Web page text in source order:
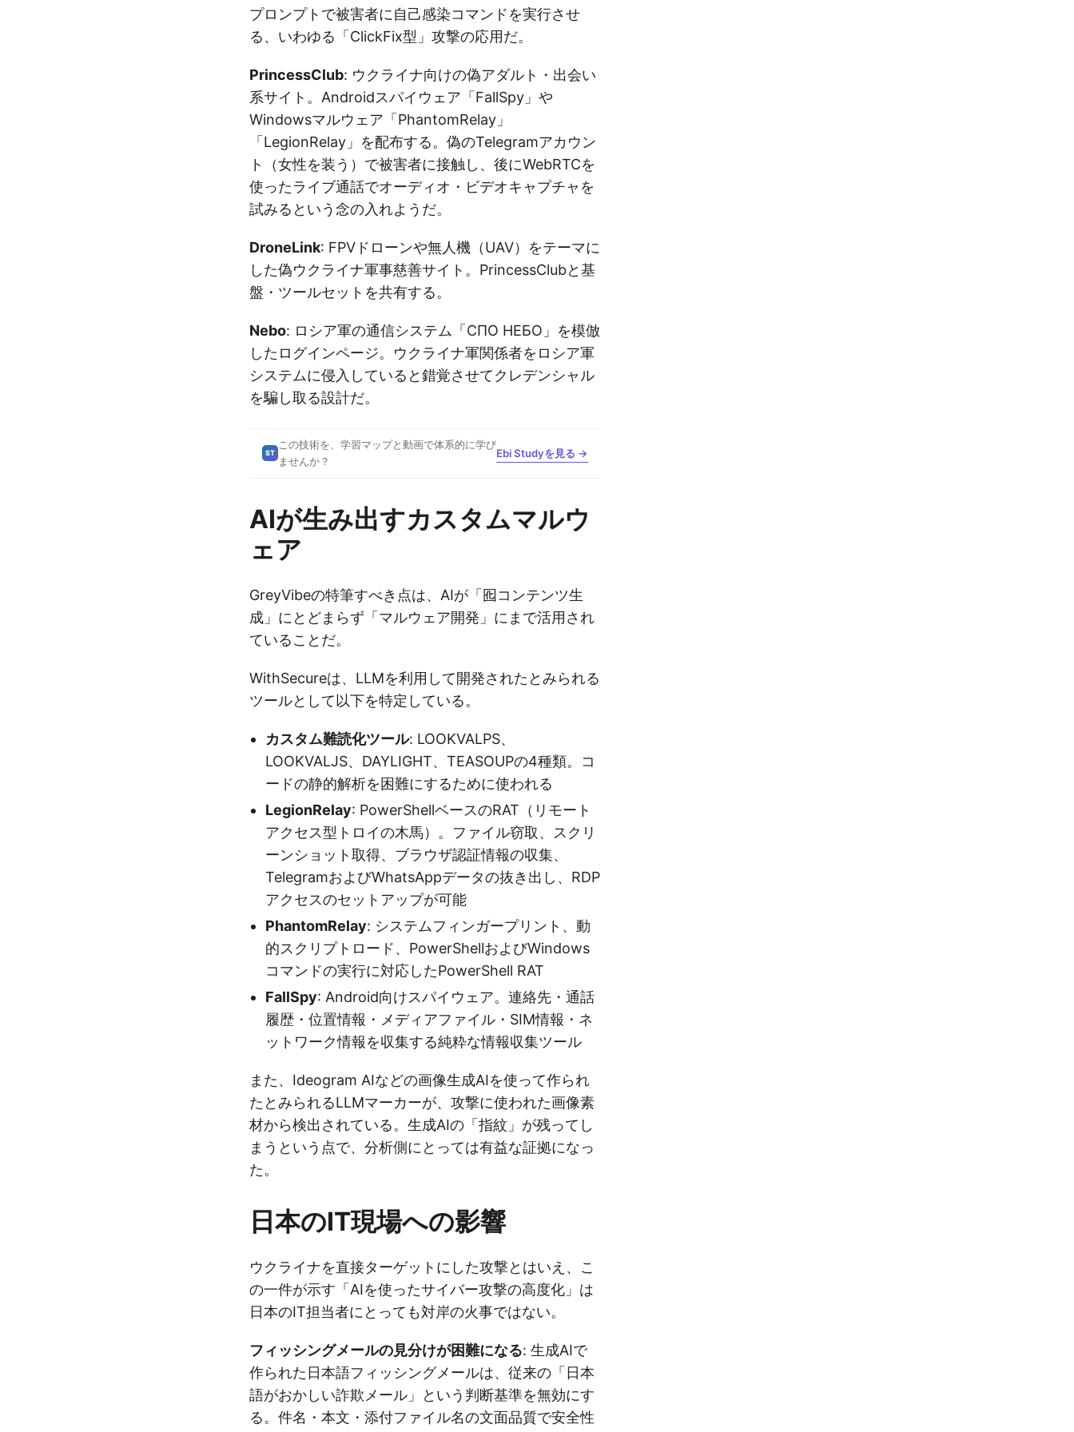
プロンプトで被害者に自己感染コマンドを実行させ
る、いわゆる「ClickFix型」攻撃の応用だ。
PrincessClub: ウクライナ向けの偽アダルト・出会い
系サイト。Androidスパイウェア「FallSpy」や
Windowsマルウェア「PhantomRelay」
「LegionRelay」を配布する。偽のTelegramアカウン
ト（女性を装う）で被害者に接触し、後にWebRTCを
使ったライブ通話でオーディオ・ビデオキャプチャを
試みるという念の入れようだ。
DroneLink: FPVドローンや無人機（UAV）をテーマに
した偽ウクライナ軍事慈善サイト。PrincessClubと基
盤・ツールセットを共有する。
Nebo: ロシア軍の通信システム「СПО НЕБО」を模倣
したログインページ。ウクライナ軍関係者をロシア軍
システムに侵入していると錯覚させてクレデンシャル
を騙し取る設計だ。
ST
この技術を、学習マップと動画で体系的に学び
ませんか？
Ebi Studyを見る →
AIが生み出すカスタムマルウ
ェア
GreyVibeの特筆すべき点は、AIが「囮コンテンツ生
成」にとどまらず「マルウェア開発」にまで活用され
ていることだ。
WithSecureは、LLMを利用して開発されたとみられる
ツールとして以下を特定している。
カスタム難読化ツール: LOOKVALPS、
LOOKVALJS、DAYLIGHT、TEASOUPの4種類。コ
ードの静的解析を困難にするために使われる
LegionRelay: PowerShellベースのRAT（リモート
アクセス型トロイの木馬）。ファイル窃取、スクリ
ーンショット取得、ブラウザ認証情報の収集、
TelegramおよびWhatsAppデータの抜き出し、RDP
アクセスのセットアップが可能
PhantomRelay: システムフィンガープリント、動
的スクリプトロード、PowerShellおよびWindows
コマンドの実行に対応したPowerShell RAT
FallSpy: Android向けスパイウェア。連絡先・通話
履歴・位置情報・メディアファイル・SIM情報・ネ
ットワーク情報を収集する純粋な情報収集ツール
また、Ideogram AIなどの画像生成AIを使って作られ
たとみられるLLMマーカーが、攻撃に使われた画像素
材から検出されている。生成AIの「指紋」が残ってし
まうという点で、分析側にとっては有益な証拠になっ
た。
日本のIT現場への影響
ウクライナを直接ターゲットにした攻撃とはいえ、こ
の一件が示す「AIを使ったサイバー攻撃の高度化」は
日本のIT担当者にとっても対岸の火事ではない。
フィッシングメールの見分けが困難になる: 生成AIで
作られた日本語フィッシングメールは、従来の「日本
語がおかしい詐欺メール」という判断基準を無効にす
る。件名・本文・添付ファイル名の文面品質で安全性